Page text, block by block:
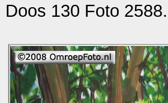
Doos 130 Foto